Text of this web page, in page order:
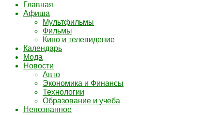
Главная
Афиша
Мультфильмы
Фильмы
Кино и телевидение
Календарь
Мода
Новости
Авто
Экономика и Финансы
Технологии
Образование и учеба
Непознанное